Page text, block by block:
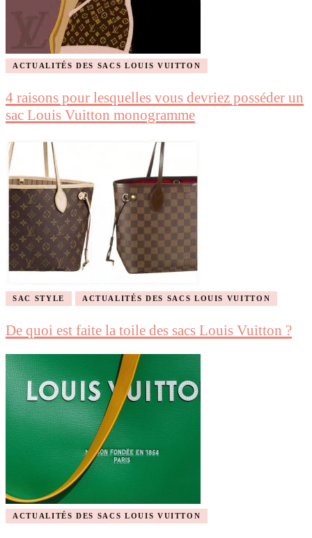
ACTUALITÉS DES SACS LOUIS VUITTON
4 raisons pour lesquelles vous devriez posséder un
sac Louis Vuitton monogramme
SAC STYLE ACTUALITÉS DES SACS LOUIS VUITTON
De quoi est faite la toile des sacs Louis Vuitton ?
ACTUALITÉS DES SACS LOUIS VUITTON